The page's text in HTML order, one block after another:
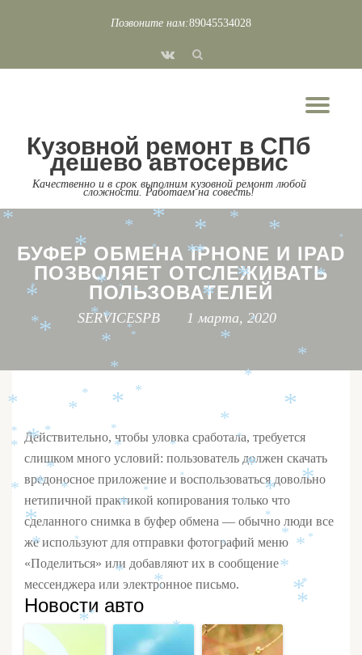
Позвоните нам:89045534028
fa-
Кузовной ремонт в СПб
дешево автосервис
Качественно и в срок выполним кузовной ремонт любой
сложности. Работаем на совесть!
БУФЕР ОБМЕНА IPHONE И IPAD
ПОЗВОЛЯЕТ ОТСЛЕЖИВАТЬ
ПОЛЬЗОВАТЕЛЕЙ
SERVICESPB 1 марта, 2020
Действительно, чтобы уловка сработала, требуется
слишком много условий: пользователь должен скачать
вредоносное приложение и воспользоваться довольно
нетипичной практикой копирования только что
сделанного снимка в буфер обмена — обычно люди все
же используют для отправки фотографий меню
«Поделиться» или добавляют их в сообщение
мессенджера или электронное письмо.
Новости авто
*
*
*
*
*
*
*
*
*
*
*
*
*
*
*
*
*
*
*
*
*
*
*
*
*
*
*
*
*
*
*
*
*
* *
*
*
*
*
*
*
*
*
*
*
*
*
*
*
*
*
*
*
*
*
*
*
*
*
*
*
*
*
*
*
*
*
*
*
*
*
*
*
*
*
*
*
*
*
*
*
*
*
*